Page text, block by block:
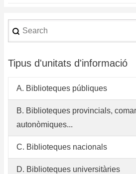
Search
Tipus d'unitats d'informació
A. Biblioteques públiques
B. Biblioteques provincials,
autonòmiques...
C. Biblioteques nacionals
D. Biblioteques universitàries